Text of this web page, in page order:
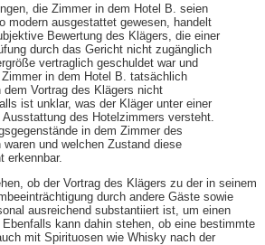
die Zimmer in dem Hotel B. seien
modern ausgestattet gewesen, handelt
Bewertung des Klägers, die einer
durch das Gericht nicht zugänglich
vertraglich geschuldet war und
in dem Hotel B. tatsächlich
Vortrag des Klägers nicht
ist unklar, was der Kläger unter einer
des Hotelzimmers versteht.
in dem Zimmer des
waren und welchen Zustand diese
erkennbar.
ob der Vortrag des Klägers zu der in seinem
durch andere Gäste sowie
ausreichend substantiiert ist, um einen
kann dahin stehen, ob eine bestimmte
mit Spirituosen wie Whisky nach der